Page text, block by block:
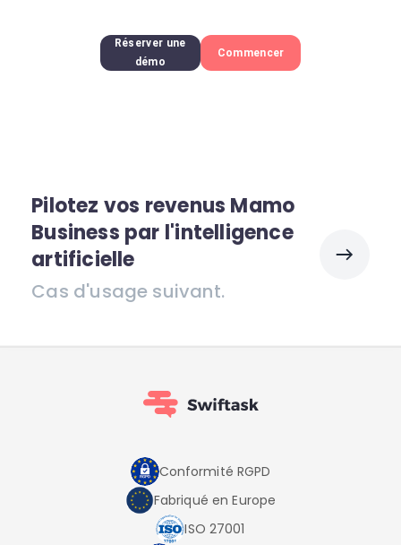
Réserver une
démo
Commencer
Pilotez vos revenus Mamo
Business par l'intelligence
artificielle
Cas d'usage suivant.
Conformité RGPD
Fabriqué en Europe
ISO 27001